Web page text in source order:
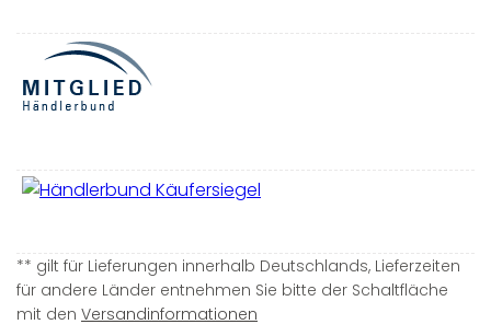
** gilt für Lieferungen innerhalb Deutschlands, Lieferzeiten
für andere Länder entnehmen Sie bitte der Schaltfläche
mit den Versandinformationen